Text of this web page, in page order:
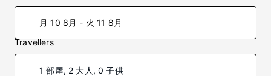
月 10 8月 - 火 11 8月
Travellers
1 部屋, 2 大人, 0 子供